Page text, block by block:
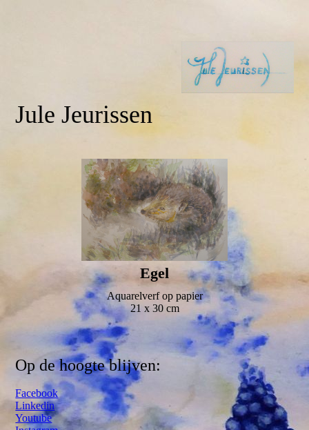
Jule Jeurissen
Egel
Aquarelverf op papier
21 x 30 cm
Op de hoogte blijven:
Facebook
Linkedin
Youtube